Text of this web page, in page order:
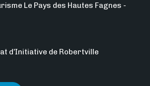
Le Pays des Hautes Fagnes -
d’Initiative de Robertville